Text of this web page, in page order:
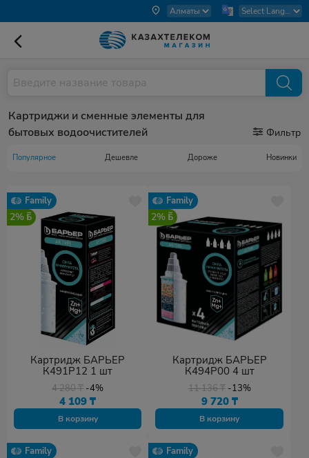
Картриджи и сменные элементы для
бытовых водоочистителей
Фильтр
Популярное Дешевле Дороже Новинки
Family
2%
Картридж БАРЬЕР
К491Р12 1 шт
4 280₸ -4%
4 109₸
В корзину
Family
2%
Картридж БАРЬЕР
К494Р00 4 шт
11 136₸ -13%
9 720 ₸
В корзину
Family Family